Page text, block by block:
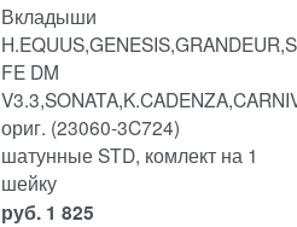
Вкладыши
FE DM
ориг. (23060-3C724)
шатунные STD, комлект на 1
шейку
руб. 1 825